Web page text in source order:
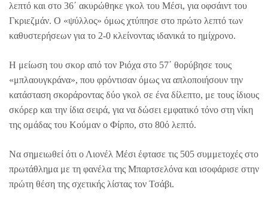
λεπτό και στο 36΄ ακυρώθηκε γκολ του Μέσι, για οφσάιντ του
Γκριεζμάν. Ο «ψύλλος» όμως χτύπησε στο πρώτο λεπτό των
καθυστερήσεων για το 2-0 κλείνοντας ιδανικά το ημίχρονο.
Η μείωση του σκορ από τον Ριόχα στο 57΄ θορύβησε τους
«μπλαουγκράνα», που φρόντισαν όμως να απλοποιήσουν την
κατάσταση σκοράροντας δύο γκολ σε ένα δίλεπτο, με τους ίδιους
σκόρερ και την ίδια σειρά, για να δώσει εμφατικό τόνο στη νίκη
της ομάδας του Κούμαν ο Φίρπο, στο 80ό λεπτό.
Να σημειωθεί ότι ο Λιονέλ Μέσι έφτασε τις 505 συμμετοχές στο
πρωτάθλημα με τη φανέλα της Μπαρτσελόνα και ισοφάρισε στην
πρώτη θέση της σχετικής λίστας τον Τσάβι.